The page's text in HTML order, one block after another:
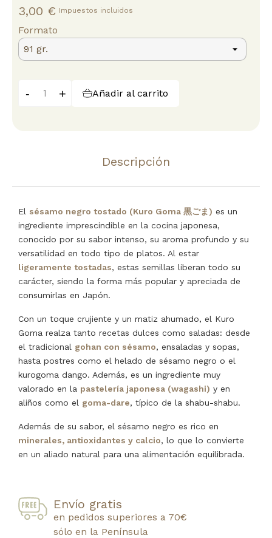
3,00 € Impuestos incluidos
Formato
- + Añadir al carrito
Descripción
El sésamo negro tostado (Kuro Goma 黒ごま) es un
ingrediente imprescindible en la cocina japonesa,
conocido por su sabor intenso, su aroma profundo y su
versatilidad en todo tipo de platos. Al estar
ligeramente tostadas, estas semillas liberan todo su
carácter, siendo la forma más popular y apreciada de
consumirlas en Japón.
Con un toque crujiente y un matiz ahumado, el Kuro
Goma realza tanto recetas dulces como saladas: desde
el tradicional gohan con sésamo, ensaladas y sopas,
hasta postres como el helado de sésamo negro o el
kurogoma dango. Además, es un ingrediente muy
valorado en la pastelería japonesa (wagashi) y en
aliños como el goma-dare, típico de la shabu-shabu.
Además de su sabor, el sésamo negro es rico en
minerales, antioxidantes y calcio, lo que lo convierte
en un aliado natural para una alimentación equilibrada.
Envío gratis
en pedidos superiores a 70€
sólo en la Península